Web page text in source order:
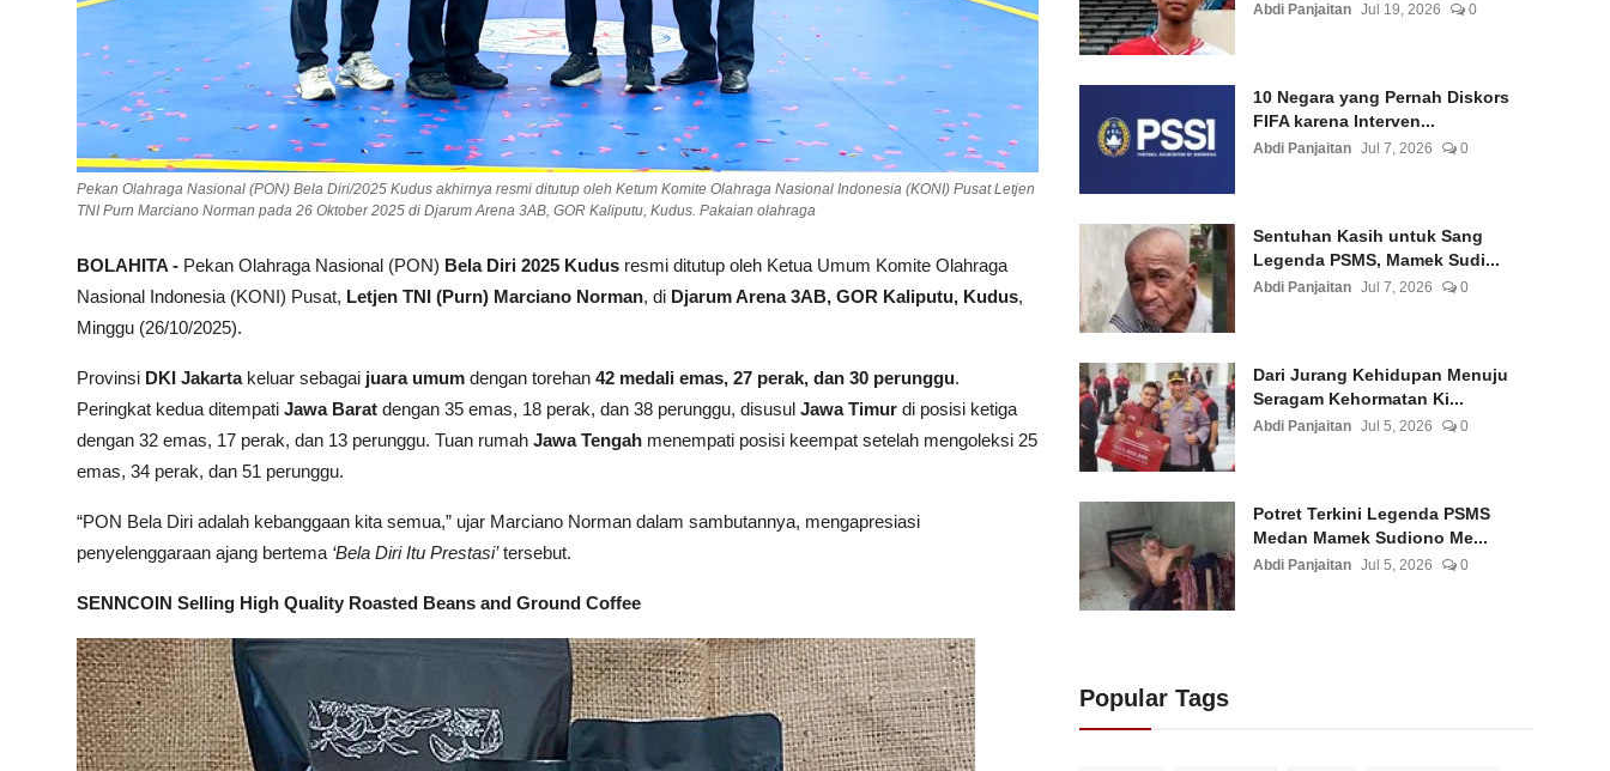
Pekan Olahraga Nasional (PON) Bela Diri/2025 Kudus akhirnya resmi ditutup oleh Ketum Komite Olahraga Nasional Indonesia (KONI) Pusat Letjen
TNI Purn Marciano Norman pada 26 Oktober 2025 di Djarum Arena 3AB, GOR Kaliputu, Kudus. Pakaian olahraga
BOLAHITA - Pekan Olahraga Nasional (PON) Bela Diri 2025 Kudus resmi ditutup oleh Ketua Umum Komite Olahraga
Nasional Indonesia (KONI) Pusat, Letjen TNI (Purn) Marciano Norman, di Djarum Arena 3AB, GOR Kaliputu, Kudus,
Minggu (26/10/2025).
Provinsi DKI Jakartakeluar sebagai juara umum dengan torehan 42 medali emas, 27 perak, dan 30 perunggu.
Peringkat kedua ditempati Jawa Barat dengan 35 emas, 18 perak, dan 38 perunggu, disusul Jawa Timur di posisi ketiga
dengan 32 emas, 17 perak, dan 13 perunggu. Tuan rumah Jawa Tengah menempati posisi keempat setelah mengoleksi 25
emas, 34 perak, dan 51 perunggu.
“PON Bela Diri adalah kebanggaan kita semua,” ujar Marciano Norman dalam sambutannya, mengapresiasi
penyelenggaraan ajang bertema ‘Bela Diri Itu Prestasi’tersebut.
SENNCOIN Selling High Quality Roasted Beans and Ground Coffee
Abdi Panjaitan Jul 19, 2026 0
10 Negara yang Pernah Diskors
FIFA karena Interven...
Abdi Panjaitan Jul 7, 2026 0
Sentuhan Kasih untuk Sang
Legenda PSMS, Mamek Sudi...
Abdi Panjaitan Jul 7, 2026 0
Dari Jurang Kehidupan Menuju
Seragam Kehormatan Ki...
Abdi Panjaitan Jul 5, 2026 0
Potret Terkini Legenda PSMS
Medan Mamek Sudiono Me...
Abdi Panjaitan Jul 5, 2026 0
Popular Tags